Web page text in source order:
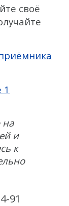
своё
1
на
и
к
91